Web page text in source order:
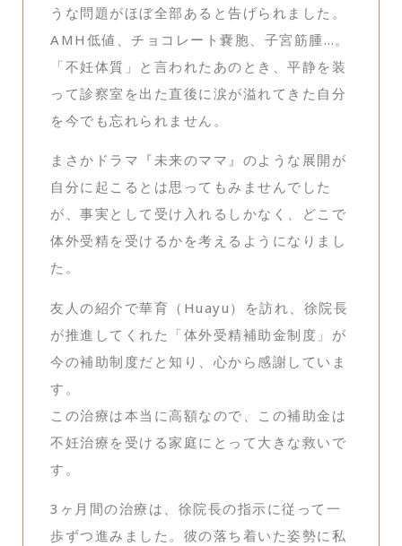
うな問題がほぼ全部あると告げられました。
AMH低値、チョコレート嚢胞、子宮筋腫…。
「不妊体質」と言われたあのとき、平静を装
って診察室を出た直後に涙が溢れてきた自分
を今でも忘れられません。
まさかドラマ『未来のママ』のような展開が
自分に起こるとは思ってもみませんでした
が、事実として受け入れるしかなく、どこで
体外受精を受けるかを考えるようになりまし
た。
友人の紹介で華育（Huayu）を訪れ、徐院長
が推進してくれた「体外受精補助金制度」が
今の補助制度だと知り、心から感謝していま
す。
この治療は本当に高額なので、この補助金は
不妊治療を受ける家庭にとって大きな救いで
す。
3ヶ月間の治療は、徐院長の指示に従って一
歩ずつ進みました。彼の落ち着いた姿勢に私